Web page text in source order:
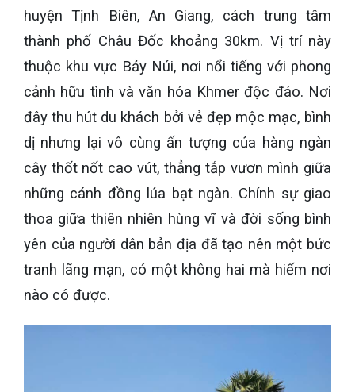
huyện Tịnh Biên, An Giang, cách trung tâm
thành phố Châu Đốc khoảng 30km. Vị trí này
thuộc khu vực Bảy Núi, nơi nổi tiếng với phong
cảnh hữu tình và văn hóa Khmer độc đáo. Nơi
đây thu hút du khách bởi vẻ đẹp mộc mạc, bình
dị nhưng lại vô cùng ấn tượng của hàng ngàn
cây thốt nốt cao vút, thẳng tắp vươn mình giữa
những cánh đồng lúa bạt ngàn. Chính sự giao
thoa giữa thiên nhiên hùng vĩ và đời sống bình
yên của người dân bản địa đã tạo nên một bức
tranh lãng mạn, có một không hai mà hiếm nơi
nào có được.